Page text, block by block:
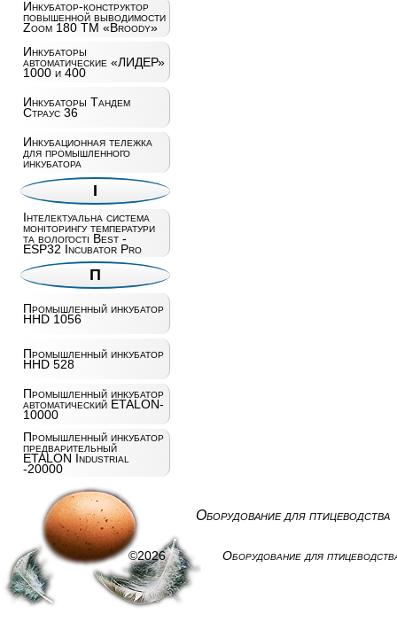
Инкубатор-конструктор
повышенной выводимости
Zoom 180 ТМ «Broody»
Инкубаторы
автоматические «ЛИДЕР»
1000 и 400
Инкубаторы Тандем
Страус 36
Инкубационная тележка
для промышленного
инкубатора
І
Інтелектуальна система
моніторингу температури
та вологості Best -
ESP32 Incubator Pro
П
Промышленный инкубатор
HHD 1056
Промышленный инкубатор
HHD 528
Промышленный инкубатор
автоматический ETALON-
10000
Промышленный инкубатор
предварительный
ETALON Industrial
-20000
Оборудование для птицеводства
©2026 Оборудование для